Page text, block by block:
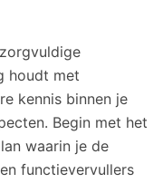
houdt met
kennis binnen je
Begin met het
waarin je de
functievervullers